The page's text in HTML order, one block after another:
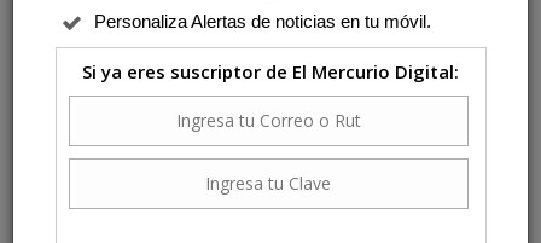
Personaliza Alertas de noticias en tu móvil.
Si ya eres suscriptor de El Mercurio Digital: